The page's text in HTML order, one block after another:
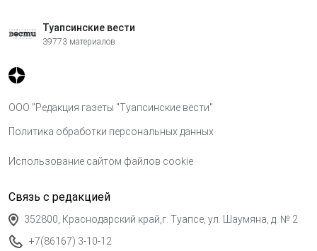
Туапсинские вести
39773 материалов
ООО "Редакция газеты "Туапсинские вести"
Политика обработки персональных данных
Использование сайтом файлов cookie
Связь с редакцией
352800, Краснодарский край,г. Туапсе, ул. Шаумяна, д. № 2
+7(86167) 3-10-12